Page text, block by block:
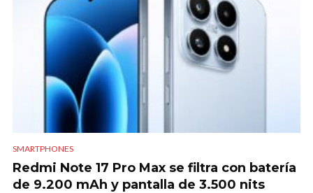
SMARTPHONES
Redmi Note 17 Pro Max se filtra con batería
de 9.200 mAh y pantalla de 3.500 nits